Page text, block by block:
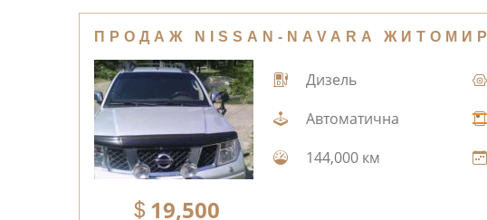
ПРОДАЖ NISSAN-NAVARA ЖИТОМИР
19,500
Дизель
Автоматична
144,000 км